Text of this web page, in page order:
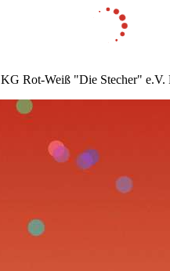
KG Rot-Weiß "Die Stecher" e.V.